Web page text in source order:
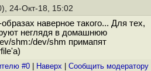
24-Окт-18, 15:02
наверное такого... Для тех,
неглядя в домашнюю
shm:/dev/shm примапят
#0 Наверх Cообщить модератору